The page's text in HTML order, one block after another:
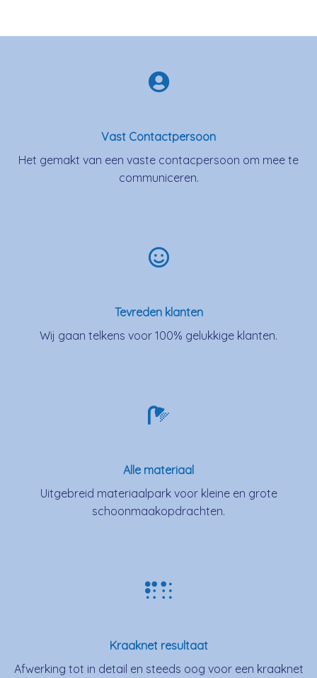
Vast Contactpersoon
Het gemakt van een vaste contacpersoon om mee te
communiceren.
Tevreden klanten
Wij gaan telkens voor 100% gelukkige klanten.
Alle materiaal
Uitgebreid materiaalpark voor kleine en grote
schoonmaakopdrachten.
Kraaknet resultaat
Afwerking tot in detail en steeds oog voor een kraaknet